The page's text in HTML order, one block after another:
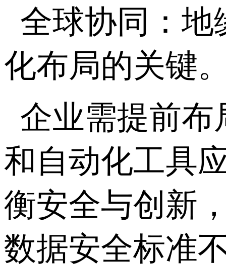
全球协同：地
化布局的关键
企业需提前布
和自动化工具
衡安全与创新
数据安全标准